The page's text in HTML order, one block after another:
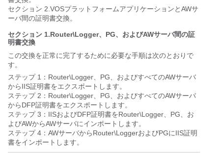
セクション 2.VOSプラットフォームアプリケーションとAWサ
ーバ間の証明書交換。
セクション 1.Router\Logger、PG、およびAWサーバ間の証
明書交換
この交換を正常に完了するために必要な手順は次のとおりで
す。
ステップ 1：Router\Logger、PG、およびすべてのAWサーバ
からIIS証明書をエクスポートします。
ステップ 2：Router\Logger、PG、およびすべてのAWサーバ
からDFP証明書をエクスポートします。
ステップ 3：IISおよびDFP証明書をRouter\Logger、PG、お
よびAWからAWサーバにインポートします。
ステップ 4：AWサーバからRouter\LoggerおよびPGにIIS証明
書をインポートします。